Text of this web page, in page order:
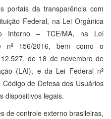
portais da transparência com
Federal, na Lei Orgânica
Interno – TCE/MA, na Lei
nº 156/2016, bem como o
de 18 de novembro de
(LAI), e da Lei Federal nº
de Defesa dos Usuários
dispositivos legais.
de controle externo brasileiras,